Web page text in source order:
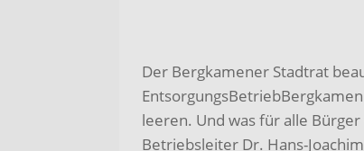
Der Bergkamener Stadtrat
leeren. Und was für alle
Betriebsleiter Dr. Hans-